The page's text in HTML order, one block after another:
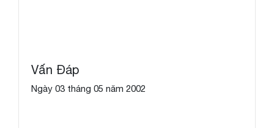
Vấn Đáp
Ngày 03 tháng 05 năm 2002